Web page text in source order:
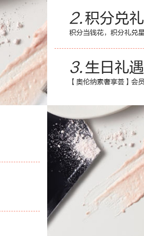
2.积分兑礼
积分当钱花，积分礼兑
3. 生日礼
【奥伦纳素奢享荟】会